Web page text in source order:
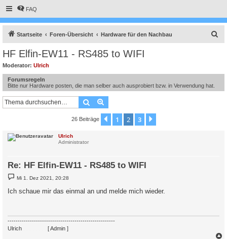
FAQ
Startseite Foren-Übersicht Hardware für den Nachbau
HF Elfin-EW11 - RS485 to WIFI
Moderator: Ulrich
Forumsregeln
Bitte nur Hardware posten, die man selber auch ausprobiert bzw. in Verwendung hat.
Suche
26 Beiträge Vorherige
1 2 3
Ulrich
Administrator
Re: HF Elfin-EW11 - RS485 to WIFI
B
e
t
Mi 1. Dez 2021, 20:28
Ich schaue mir das einmal an und melde mich wieder.
-----------------------------------------------------
Ulrich
[ Admin ]